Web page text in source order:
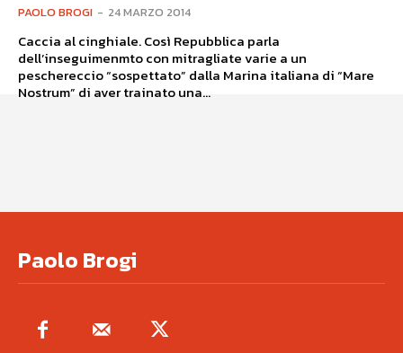
PAOLO BROGI - 24 MARZO 2014
Caccia al cinghiale. Così Repubblica parla
dell’inseguimenmto con mitragliate varie a un
peschereccio “sospettato” dalla Marina italiana di “Mare
Nostrum” di aver trainato una...
Paolo Brogi